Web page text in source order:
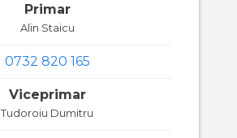
Primar
Alin Staicu
0732 820 165
Viceprimar
Tudoroiu Dumitru